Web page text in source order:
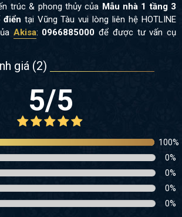
trúc & phong thủy của Mẫu nhà 1 tầng 3
điển tại Vũng Tàu vui lòng liên hệ HOTLINE
Akisa: 0966885000 để được tư vấn cụ
giá (2)
5/5
100%
0%
0%
0%
0%